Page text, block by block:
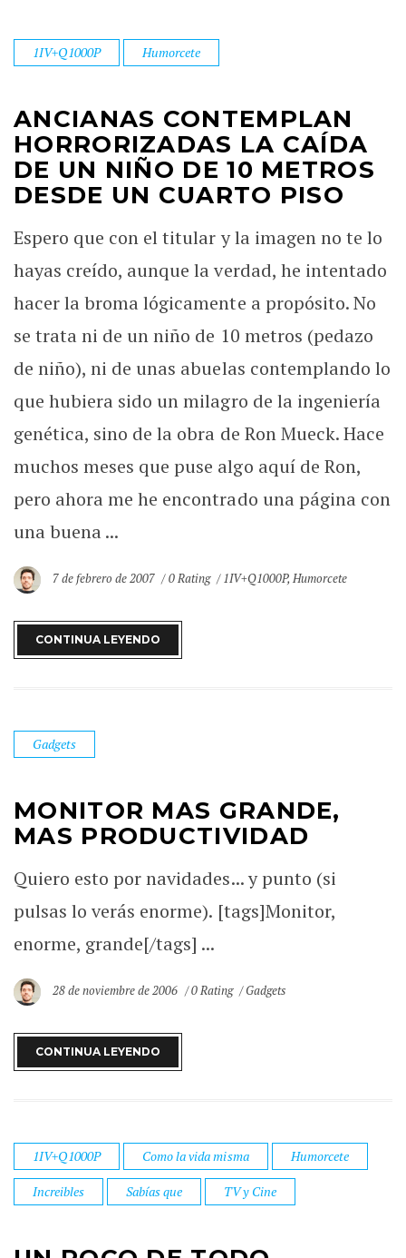
1IV+Q1000P Humorcete
ANCIANAS CONTEMPLAN
HORRORIZADAS LA CAÍDA
DE UN NIÑO DE 10 METROS
DESDE UN CUARTO PISO
Espero que con el titular y la imagen no te lo
hayas creído, aunque la verdad, he intentado
hacer la broma lógicamente a propósito. No
se trata ni de un niño de 10 metros (pedazo
de niño), ni de unas abuelas contemplando lo
que hubiera sido un milagro de la ingeniería
genética, sino de la obra de Ron Mueck. Hace
muchos meses que puse algo aquí de Ron,
pero ahora me he encontrado una página con
una buena ...
7 de febrero de 2007 0 Rating 1IV+Q1000P,Humorcete
CONTINUA LEYENDO
Gadgets
MONITOR MAS GRANDE,
MAS PRODUCTIVIDAD
Quiero esto por navidades... y punto (si
pulsas lo verás enorme). [tags]Monitor,
enorme, grande[/tags] ...
28 de noviembre de 2006 0 Rating Gadgets
CONTINUA LEYENDO
1IV+Q1000P Como la vida misma Humorcete
Increibles Sabías que TV y Cine